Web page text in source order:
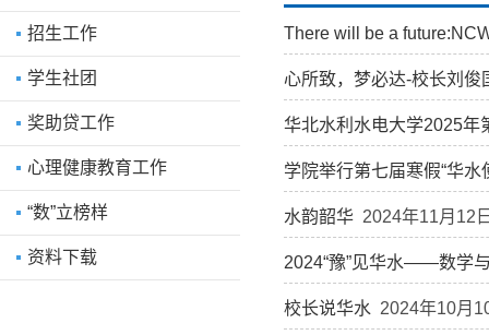
招生工作
学生社团
奖助贷工作
心理健康教育工作
“数”立榜样
资料下载
There will be a
心所致，梦必达-校长刘俊
华北水利水电大学2025年
学院举行第七届寒假“华
水韵韶华 2024年11月12
2024“豫”见华水——数学
校长说华水 2024年10月